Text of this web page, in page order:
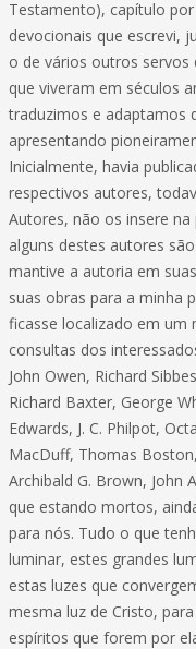
Testamento), capítulo
devocionais que escrevi,
o de vários outros servos
que viveram em séculos
traduzimos e adaptamos
apresentando
Inicialmente, havia
respectivos autores,
Autores, não os insere
alguns destes autores
mantive a autoria em
suas obras para a minha
ficasse localizado em
consultas dos
John Owen, Richard
Richard Baxter, George
Edwards, J. C. Philpot,
MacDuff, Thomas
Archibald G. Brown, John
que estando mortos,
para nós. Tudo o que
luminar, estes grandes
estas luzes que
mesma luz de Cristo,
espíritos que forem por